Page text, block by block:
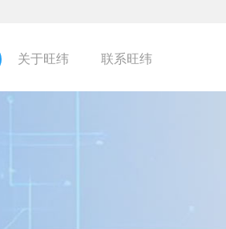
关于旺纬 联系旺纬